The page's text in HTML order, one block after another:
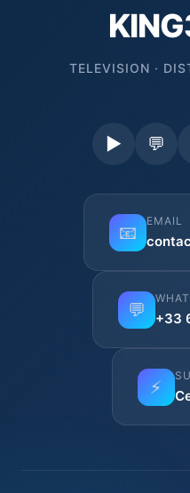
TELEVISION ·
▶ 💬
📧
EMAIL
💬 +33
⚡